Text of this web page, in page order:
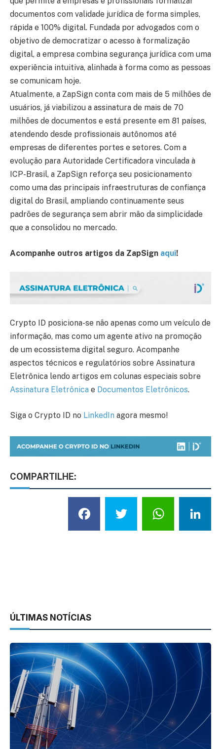
documentos com validade jurídica de forma simples,
rápida e 100% digital. Fundada por advogados com o
objetivo de democratizar o acesso à formalização
digital, a empresa combina segurança jurídica com uma
experiência intuitiva, alinhada à forma como as pessoas
se comunicam hoje.
Atualmente, a ZapSign conta com mais de 5 milhões de
usuários, já viabilizou a assinatura de mais de 70
milhões de documentos e está presente em 81 países,
atendendo desde profissionais autônomos até
empresas de diferentes portes e setores. Com a
evolução para Autoridade Certificadora vinculada à
ICP-Brasil, a ZapSign reforça seu posicionamento
como uma das principais infraestruturas de confiança
digital do Brasil, ampliando continuamente seus
padrões de segurança sem abrir mão da simplicidade
que a consolidou no mercado.
Acompanhe outros artigos da ZapSign aqui!
Crypto ID posiciona-se não apenas como um veículo de
informação, mas como um agente ativo na promoção
de um ecossistema digital seguro. Acompanhe
aspectos técnicos e regulatórios sobre Assinatura
Eletrônica lendo artigos em colunas especiais sobre
Assinatura Eletrônica e Documentos Eletrônicos.
Siga o Crypto ID no LinkedIn agora mesmo!
COMPARTILHE:
Facebook
Twitter
ÚLTIMAS NOTÍCIAS